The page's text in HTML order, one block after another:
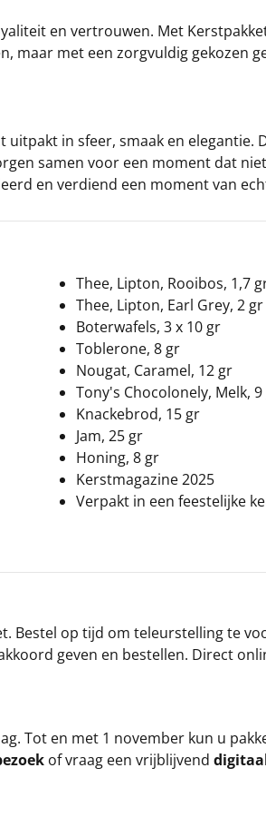
en vertrouwen. Met
maar met een zorgvuldig gekozen
in sfeer, smaak en elegantie.
samen voor een moment dat
en verdiend een moment van
Thee, Lipton, Rooibos, 1,7
Thee, Lipton, Earl Grey, 2 gr
Boterwafels, 3 x 10 gr
Toblerone, 8 gr
Nougat, Caramel, 12 gr
Tony's Chocolonely, Melk,
Knackebrod, 15 gr
Jam, 25 gr
Honing, 8 gr
Kerstmagazine 2025
Verpakt in een feestelijke
Bestel op tijd om teleurstelling te
geven en bestellen. Direct
Tot en met 1 november kun u
of vraag een vrijblijvend